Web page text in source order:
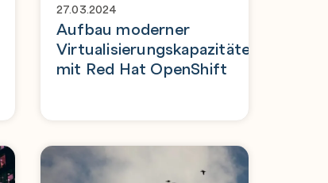
27.03.2024
Aufbau moderner
Virtualisierungskapazitäten
mit Red Hat OpenShift